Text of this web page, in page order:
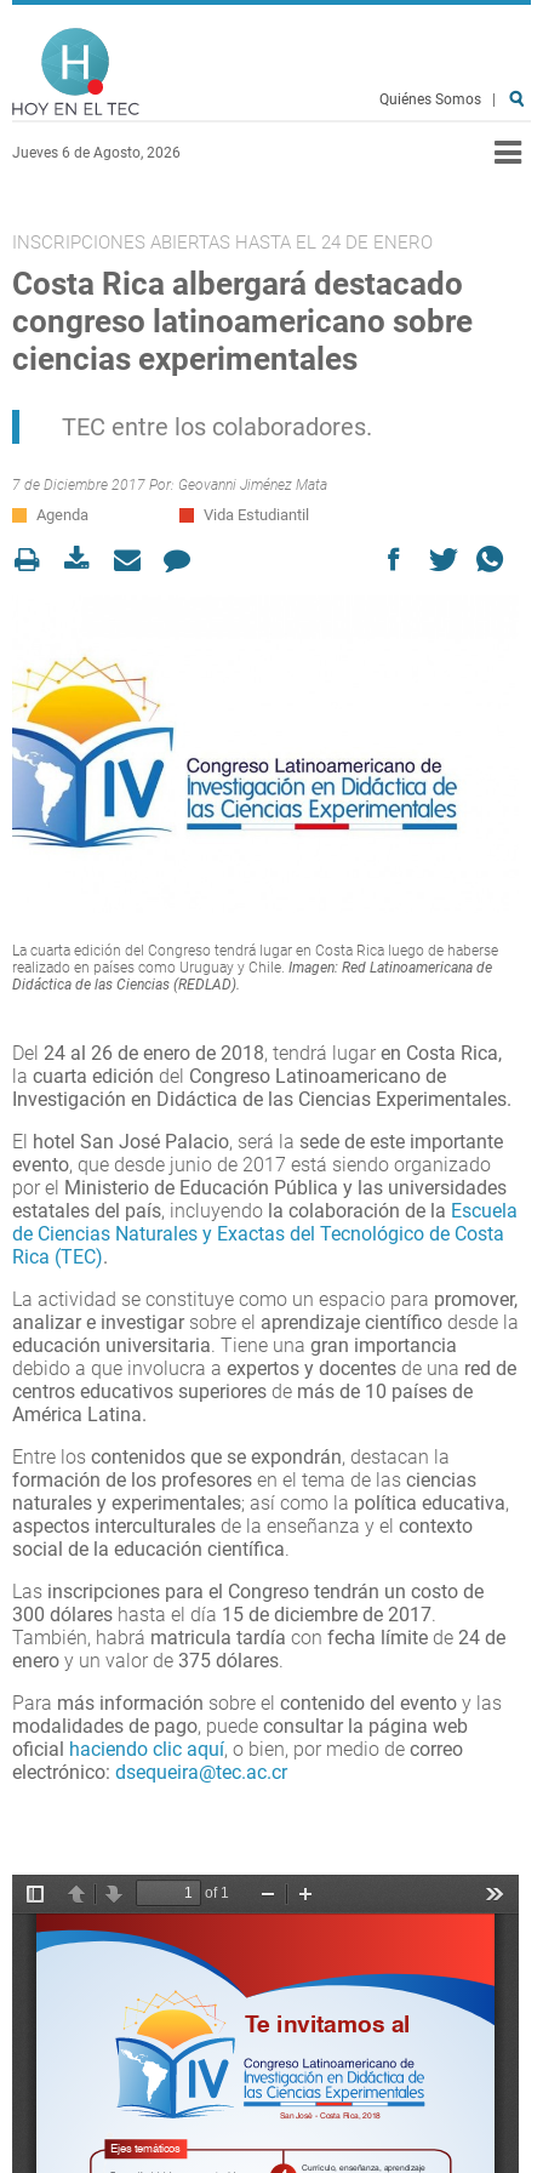
Pasar al contenido principal
Jueves 6 de Agosto, 2026
Quiénes Somos
INSCRIPCIONES ABIERTAS HASTA EL 24 DE ENERO
Costa Rica albergará destacado
congreso latinoamericano sobre
ciencias experimentales
TEC entre los colaboradores.
7 de Diciembre 2017 Por: Geovanni Jiménez Mata
Agenda Vida Estudiantil
La cuarta edición del Congreso tendrá lugar en Costa Rica luego de haberse
realizado en países como Uruguay y Chile. Imagen: Red Latinoamericana de
Didáctica de las Ciencias (REDLAD).
Del 24 al 26 de enero de 2018, tendrá lugar en Costa Rica,
la cuarta edición del Congreso Latinoamericano de
Investigación en Didáctica de las Ciencias Experimentales.
El hotel San José Palacio, será la sede de este importante
evento, que desde junio de 2017 está siendo organizado
por el Ministerio de Educación Pública y las universidades
estatales del país, incluyendo la colaboración de la Escuela
de Ciencias Naturales y Exactas del Tecnológico de Costa
Rica (TEC).
La actividad se constituye como un espacio para promover,
analizar e investigar sobre el aprendizaje científico desde la
educación universitaria. Tiene una gran importancia
debido a que involucra a expertos y docentes de una red de
centros educativos superiores de más de 10 países de
América Latina.
Entre los contenidos que se expondrán, destacan la
formación de los profesores en el tema de las ciencias
naturales y experimentales; así como la política educativa,
aspectos interculturales de la enseñanza y el contexto
social de la educación científica.
Las inscripciones para el Congreso tendrán un costo de
300 dólares hasta el día 15 de diciembre de 2017.
También, habrá matricula tardía con fecha límite de 24 de
enero y un valor de 375 dólares.
Para más información sobre el contenido del evento y las
modalidades de pago, puede consultar la página web
oficial haciendo clic aquí, o bien, por medio de correo
electrónico: dsequeira@tec.ac.cr